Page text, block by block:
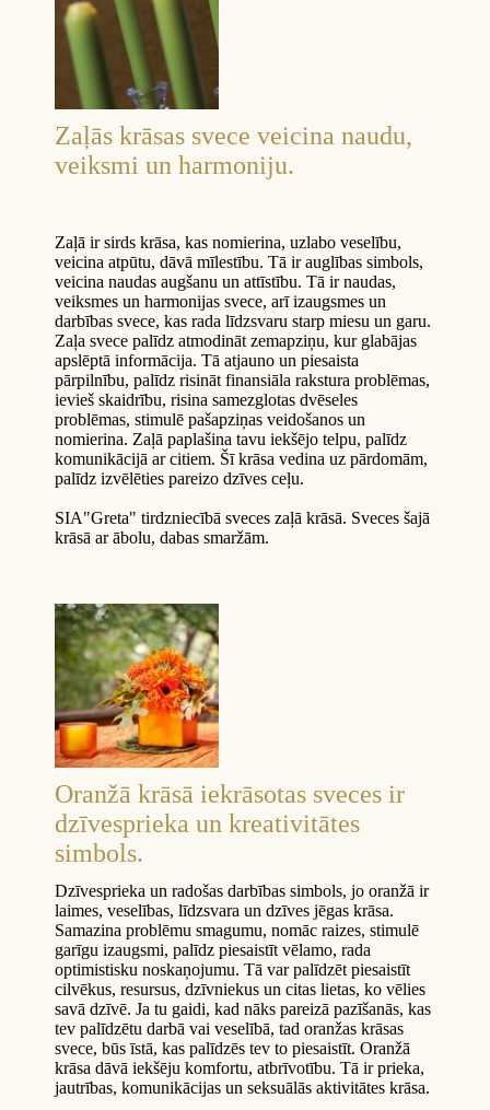
Zaļās krāsas svece veicina naudu,
veiksmi un harmoniju.
Zaļā ir sirds krāsa, kas nomierina, uzlabo veselību,
veicina atpūtu, dāvā mīlestību. Tā ir auglības simbols,
veicina naudas augšanu un attīstību. Tā ir naudas,
veiksmes un harmonijas svece, arī izaugsmes un
darbības svece, kas rada līdzsvaru starp miesu un garu.
Zaļa svece palīdz atmodināt zemapziņu, kur glabājas
apslēptā informācija. Tā atjauno un piesaista
pārpilnību, palīdz risināt finansiāla rakstura problēmas,
ievieš skaidrību, risina samezglotas dvēseles
problēmas, stimulē pašapziņas veidošanos un
nomierina. Zaļā paplašina tavu iekšējo telpu, palīdz
komunikācijā ar citiem. Šī krāsa vedina uz pārdomām,
palīdz izvēlēties pareizo dzīves ceļu.
SIA"Greta" tirdzniecībā sveces zaļā krāsā. Sveces šajā
krāsā ar ābolu, dabas smaržām.
Oranžā krāsā iekrāsotas sveces ir
dzīvesprieka un kreativitātes
simbols.
Dzīvesprieka un radošas darbības simbols, jo oranžā ir
laimes, veselības, līdzsvara un dzīves jēgas krāsa.
Samazina problēmu smagumu, nomāc raizes, stimulē
garīgu izaugsmi, palīdz piesaistīt vēlamo, rada
optimistisku noskaņojumu. Tā var palīdzēt piesaistīt
cilvēkus, resursus, dzīvniekus un citas lietas, ko vēlies
savā dzīvē. Ja tu gaidi, kad nāks pareizā pazīšanās, kas
tev palīdzētu darbā vai veselībā, tad oranžas krāsas
svece, būs īstā, kas palīdzēs tev to piesaistīt. Oranžā
krāsa dāvā iekšēju komfortu, atbrīvotību. Tā ir prieka,
jautrības, komunikācijas un seksuālās aktivitātes krāsa.